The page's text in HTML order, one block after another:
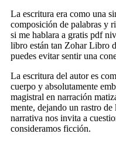
La escritura era como una
composición de palabras y
si me hablara a gratis pdf
libro están tan Zohar Libro
puedes evitar sentir una
La escritura del autor es
cuerpo y absolutamente
magistral en narración
mente, dejando un rastro
narrativa nos invita a
consideramos ficción.